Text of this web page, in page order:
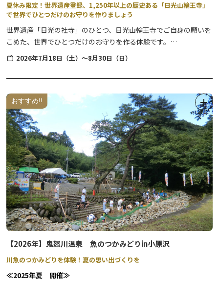
hearts. We look forward to seeing you in Nikko!
*The tour DOES NOT INCLUDE visits to the inside of temples
and shrines.
Cooperating Guide Associations: NSGG, TVIGA, USGG, TOTAK
[Details]
Tour operations vary depending on the date.
Please check the details for the date you plan to participate.
Dates:
1) Tuesday, Thursday, and Saturday in April, May, June, October,
and November, 2026
*Guided tours are not available on April 2, October 1, and
October 3 due to other events.
2) February 5 to 14, 2027
Reception Location:
1) Shiunkaku Hall (near Sanbutsudo Hall at Rinnoji Temple)
夏休み限定！世界遺産登録、1,250年以上の歴史ある「日光山輪王寺」
で世界でひとつだけのお守りを作りましょう
世界遺産「日光の社寺」のひとつ、日光山輪王寺でご自身の願いを
こめた、世界でひとつだけのお守りを作る体験です。
お願いごとはもちろん、お守りのパッケージや紐までを自分好みに
好きな時間を選んで、開始時間の5分前までに会場にお越しくださ
い。
夏休み限定で、期間中毎日開催します。
三佛堂も案内付で拝観いただけます。歴史解説など、なるほど！と
学びも多い体験です。
▼当日の流れ
受付 → お守り作り体験 → 三佛堂拝観（案内付）→ 特別開
帳拝観
2026年7月18日（土）～8月30日（日）
おすすめ!!
【2026年】鬼怒川温泉 魚のつかみどりin小原沢
川魚のつかみどりを体験！夏の思い出づくりを
≪2025年夏 開催≫